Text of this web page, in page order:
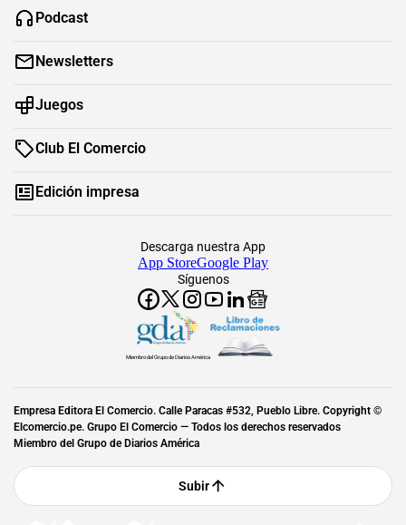
Podcast
Newsletters
Juegos
Club El Comercio
Edición impresa
Síguenos
Descarga nuestra App
App StoreGoogle Play
Miembro del Grupo de Diarios América
Empresa Editora El Comercio. Calle Paracas #532, Pueblo Libre. Copyright ©
Elcomercio.pe. Grupo El Comercio — Todos los derechos reservados
Miembro del Grupo de Diarios América
Subir